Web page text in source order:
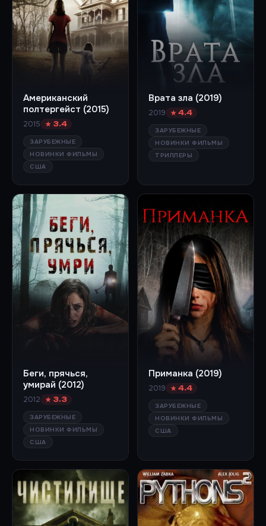
Американский
полтергейст (2015)
2015 ★ 3.4
ЗАРУБЕЖНЫЕ
НОВИНКИ ФИЛЬМЫ
США
Врата зла (2019)
2019 ★ 4.4
ЗАРУБЕЖНЫЕ
НОВИНКИ ФИЛЬМЫ
ТРИЛЛЕРЫ
Беги, прячься,
умирай (2012)
2012 ★ 3.3
ЗАРУБЕЖНЫЕ
НОВИНКИ ФИЛЬМЫ
США
Приманка (2019)
2019 ★ 4.4
ЗАРУБЕЖНЫЕ
НОВИНКИ ФИЛЬМЫ
США